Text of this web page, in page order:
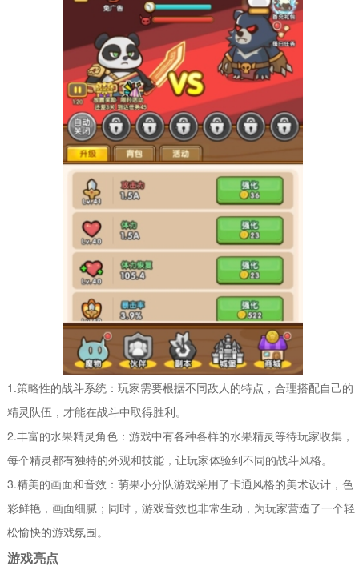
1.策略性的战斗系统：玩家需要根据不同敌人的特点，合理搭配自己的
精灵队伍，才能在战斗中取得胜利。
2.丰富的水果精灵角色：游戏中有各种各样的水果精灵等待玩家收集，
每个精灵都有独特的外观和技能，让玩家体验到不同的战斗风格。
3.精美的画面和音效：萌果小分队游戏采用了卡通风格的美术设计，色
彩鲜艳，画面细腻；同时，游戏音效也非常生动，为玩家营造了一个轻
松愉快的游戏氛围。
游戏亮点